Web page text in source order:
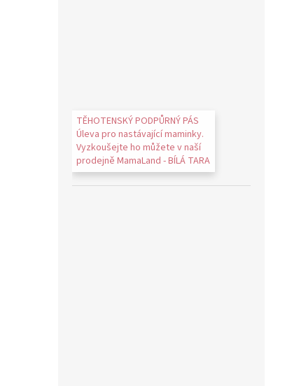
TĚHOTENSKÝ PODPŮRNÝ PÁS
Úleva pro nastávající maminky.
Vyzkoušejte ho můžete v naší
prodejně MamaLand - BÍLÁ TARA